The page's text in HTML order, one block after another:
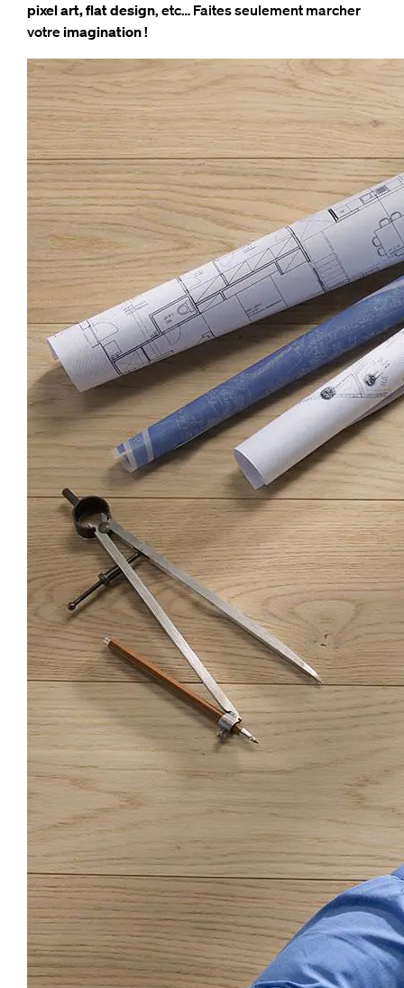
pixel art, flat design, etc… Faites seulement marcher
votreimagination!